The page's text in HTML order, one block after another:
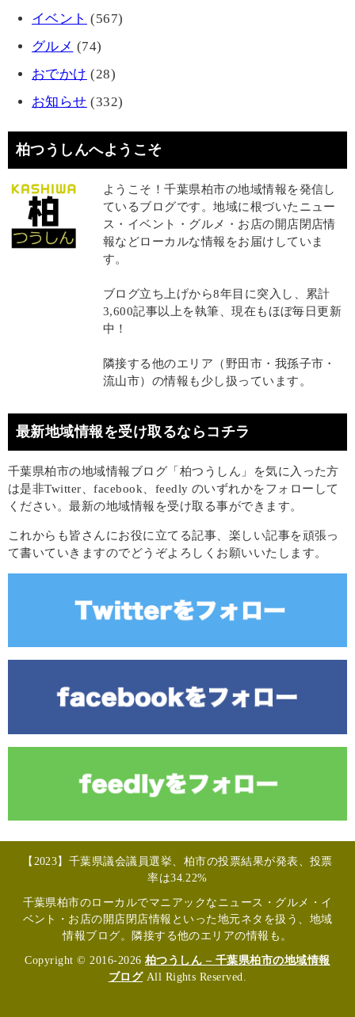
イベント (567)
グルメ (74)
おでかけ (28)
お知らせ (332)
柏つうしんへようこそ
ようこそ！千葉県柏市の地域情報を発信し
ているブログです。地域に根づいたニュー
ス・イベント・グルメ・お店の開店閉店情
報などローカルな情報をお届けしていま
す。
ブログ立ち上げから8年目に突入し、累計
3,600記事以上を執筆、現在もほぼ毎日更新
中！
隣接する他のエリア（野田市・我孫子市・
流山市）の情報も少し扱っています。
最新地域情報を受け取るならコチラ
千葉県柏市の地域情報ブログ「柏つうしん」を気に入った方
は是非Twitter、facebook、feedly のいずれかをフォローして
ください。最新の地域情報を受け取る事ができます。
これからも皆さんにお役に立てる記事、楽しい記事を頑張っ
て書いていきますのでどうぞよろしくお願いいたします。
【2023】千葉県議会議員選挙、柏市の投票結果が発表、投票
率は34.22%
千葉県柏市のローカルでマニアックなニュース・グルメ・イ
ベント・お店の開店閉店情報といった地元ネタを扱う、地域
情報ブログ。隣接する他のエリアの情報も。
Copyright © 2016-2026 柏つうしん – 千葉県柏市の地域情報
ブログAll Rights Reserved.